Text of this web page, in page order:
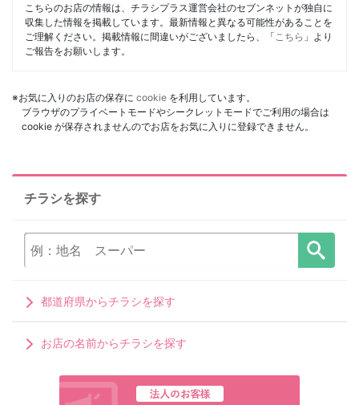
こちらのお店の情報は、チラシプラス運営会社のセブンネットが独自に
収集した情報を掲載しています。最新情報と異なる可能性があることを
ご理解ください。掲載情報に間違いがございましたら、「 こちら 」より
ご報告をお願いします。
※お気に入りのお店の保存に cookie を利用しています。
ブラウザのプライベートモードやシークレットモードでご利用の場合は
cookie が保存されませんのでお店をお気に入りに登録できません。
チラシを探す
都道府県からチラシを探す
お店の名前からチラシを探す